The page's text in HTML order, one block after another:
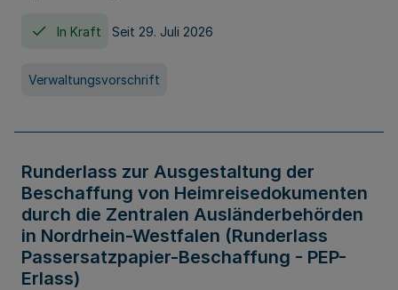
In Kraft Seit 29. Juli 2026
Verwaltungsvorschrift
Runderlass zur Ausgestaltung der
Beschaffung von Heimreisedokumenten
durch die Zentralen Ausländerbehörden
in Nordrhein-Westfalen (Runderlass
Passersatzpapier-Beschaffung - PEP-
Erlass)